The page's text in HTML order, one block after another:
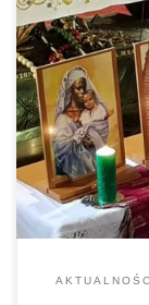
23 października
diecezjalne
również
Pielgrzymów z
tarnowskiej kurii
podkreślił
i Dziele […]